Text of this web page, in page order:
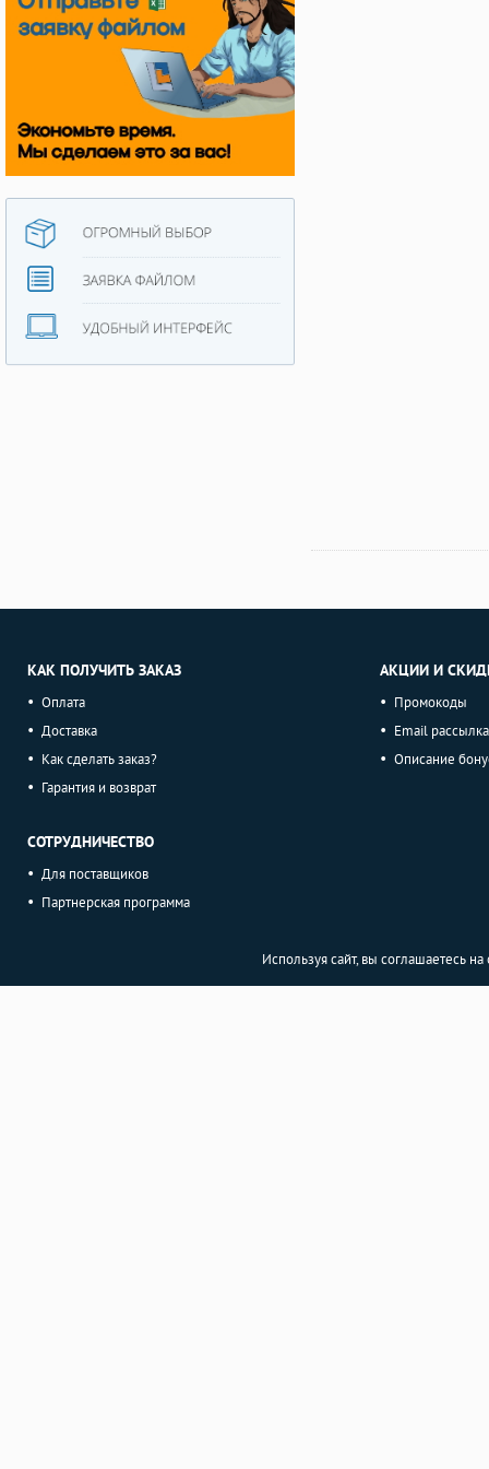
КАК ПОЛУЧИТЬ ЗАКАЗ
Оплата
Доставка
Как сделать заказ?
Гарантия и возврат
СОТРУДНИЧЕСТВО
Для поставщиков
Партнерская программа
АКЦИИ И
Промокоды
Email рассылка
Описание
Используя сайт, вы соглашаетесь